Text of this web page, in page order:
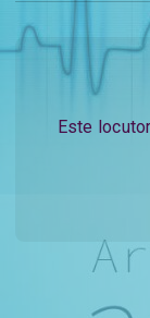
Este